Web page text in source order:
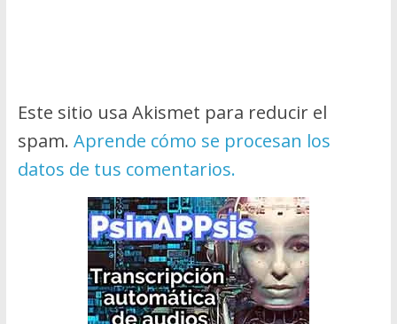
Este sitio usa Akismet para reducir el
spam. Aprende cómo se procesan los
datos de tus comentarios.